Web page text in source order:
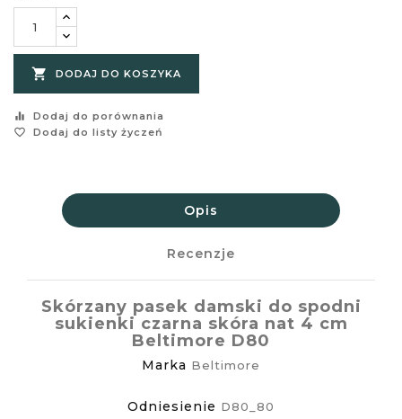
 DODAJ DO KOSZYKA
equalizer
Dodaj do porównania
favorite_border
Dodaj do listy życzeń
Opis
Recenzje
Skórzany pasek damski do spodni
sukienki czarna skóra nat 4 cm
Beltimore D80
Marka Beltimore
Odniesienie D80_80